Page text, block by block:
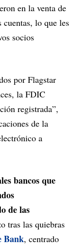
en la venta de
cuentas, lo que les
socios
por Flagstar
la FDIC
registrada”,
de la
a
bancos que
de las
tras las quiebras
Bank, centrado